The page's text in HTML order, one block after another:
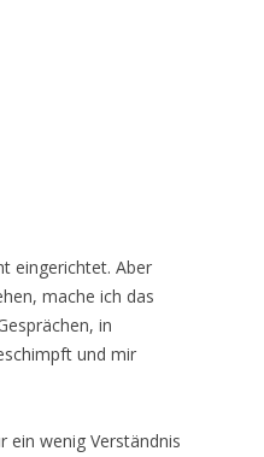
eingerichtet. Aber
mache ich das
in
und mir
ein wenig Verständnis